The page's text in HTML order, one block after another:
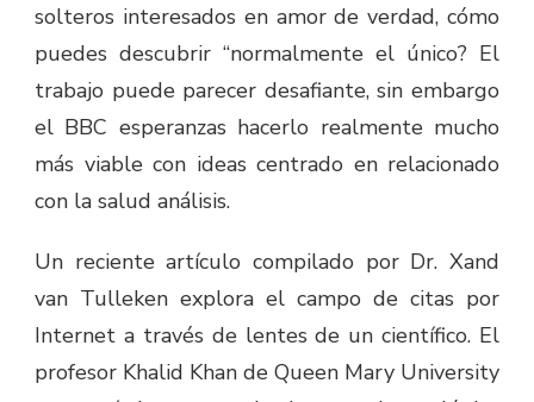
solteros interesados ​​en amor de verdad, cómo
puedes descubrir “normalmente el único? El
trabajo puede parecer desafiante, sin embargo
el BBC esperanzas hacerlo realmente mucho
más viable con ideas centrado en relacionado
con la salud análisis.
Un reciente artículo compilado por Dr. Xand
van Tulleken explora el campo de citas por
Internet a través de lentes de un científico. El
profesor Khalid Khan de Queen Mary University